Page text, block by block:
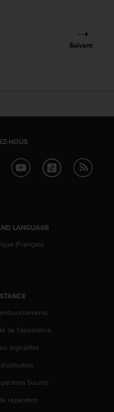
Suivant
NOUS
LANGUAGE
(Français)
de l'assistance
logicielles
Suunto
réparation